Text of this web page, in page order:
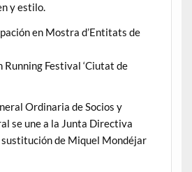
y estilo.
en Mostra d’Entitats de
Running Festival ‘Ciutat de
Ordinaria de Socios y
se une a la Junta Directiva
sustitución de Miquel Mondéjar